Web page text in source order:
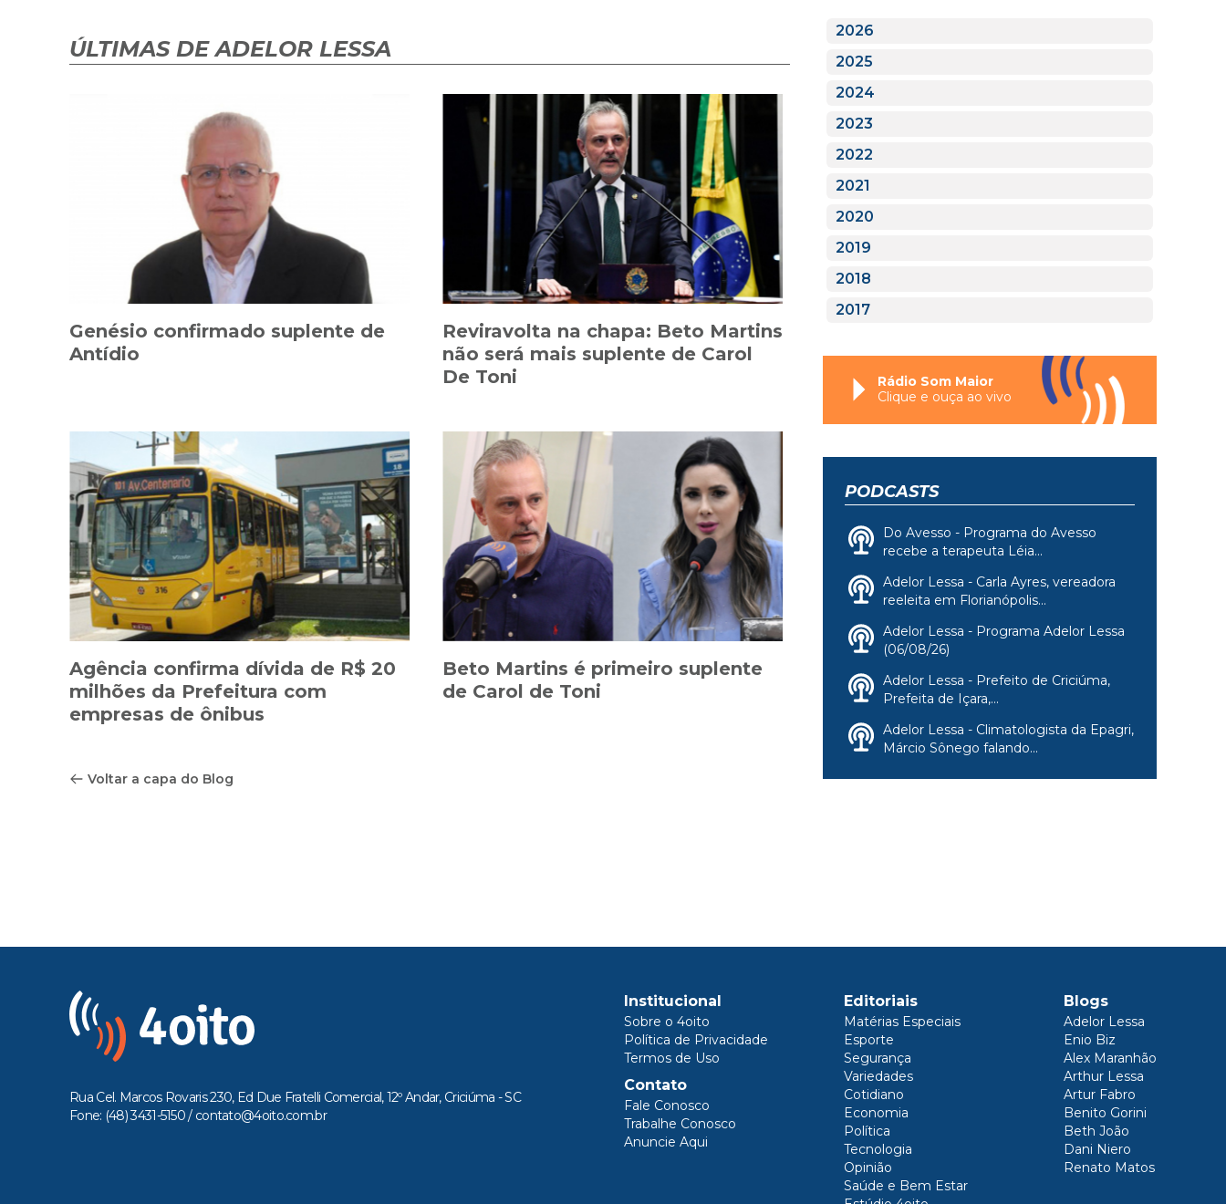
ÚLTIMAS DE ADELOR LESSA
Genésio confirmado suplente de
Antídio
Reviravolta na chapa: Beto Martins
não será mais suplente de Carol
De Toni
Agência confirma dívida de R$ 20
milhões da Prefeitura com
empresas de ônibus
Beto Martins é primeiro suplente
de Carol de Toni
Voltar a capa do Blog
2026
2025
2024
2023
2022
2021
2020
2019
2018
2017
Rádio Som Maior
Clique e ouça ao vivo
PODCASTS
Do Avesso - Programa do Avesso
recebe a terapeuta Léia...
Adelor Lessa - Carla Ayres, vereadora
reeleita em Florianópolis...
Adelor Lessa - Programa Adelor Lessa
(06/08/26)
Adelor Lessa - Prefeito de Criciúma,
Prefeita de Içara,...
Adelor Lessa - Climatologista da Epagri,
Márcio Sônego falando...
Rua Cel. Marcos Rovaris 230, Ed Due Fratelli Comercial, 12º Andar, Criciúma - SC
Fone: (48) 3431-5150 / contato@4oito.com.br
Institucional
Sobre o 4oito
Política de Privacidade
Termos de Uso
Contato
Fale Conosco
Trabalhe Conosco
Anuncie Aqui
Editoriais
Matérias Especiais
Esporte
Segurança
Variedades
Cotidiano
Economia
Política
Tecnologia
Opinião
Saúde e Bem Estar
Blogs
Adelor Lessa
Enio Biz
Alex Maranhão
Arthur Lessa
Artur Fabro
Benito Gorini
Beth João
Dani Niero
Renato Matos